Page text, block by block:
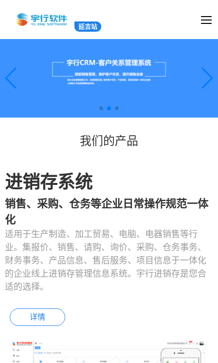
延吉站
我们的产品
进销存系统
销售、采购、仓务等企业日常操作规范一体
化
适用于生产制造、加工贸易、电脑、电器销售等行
业。集报价、销售、请购、询价、采购、仓务事务、
财务事务、产品信息、售后服务、项目信息于一体化
的企业线上进销存管理信息系统。宇行进销存是您合
适的选择。
详情